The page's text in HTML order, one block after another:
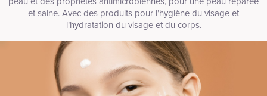
et saine. Avec des produits pour l’hygiène du visage et
l’hydratation du visage et du corps.